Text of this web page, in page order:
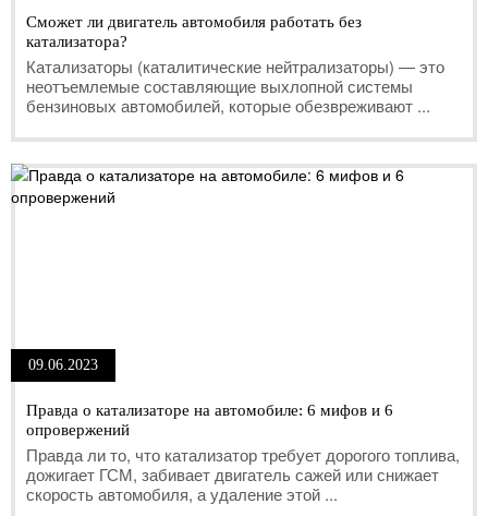
Сможет ли двигатель автомобиля работать без
катализатора?
Катализаторы (каталитические нейтрализаторы) — это
неотъемлемые составляющие выхлопной системы
бензиновых автомобилей, которые обезвреживают ...
09.06.2023
Правда о катализаторе на автомобиле: 6 мифов и 6
опровержений
Правда ли то, что катализатор требует дорогого топлива,
дожигает ГСМ, забивает двигатель сажей или снижает
скорость автомобиля, а удаление этой ...